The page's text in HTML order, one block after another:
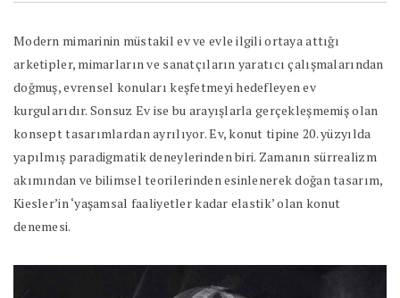
Modern mimarinin müstakil ev ve evle ilgili ortaya attığı
arketipler, mimarların ve sanatçıların yaratıcı çalışmalarından
doğmuş, evrensel konuları keşfetmeyi hedefleyen ev
kurgularıdır. Sonsuz Ev ise bu arayışlarla gerçekleşmemiş olan
konsept tasarımlardan ayrılıyor. Ev, konut tipine 20. yüzyılda
yapılmış paradigmatik deneylerinden biri. Zamanın sürrealizm
akımından ve bilimsel teorilerinden esinlenerek doğan tasarım,
Kiesler’in ‘yaşamsal faaliyetler kadar elastik’ olan konut
denemesi.